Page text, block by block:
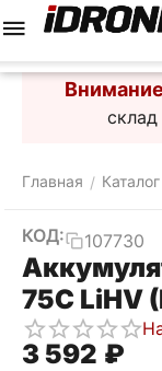
Главная / Каталог
КОД: 107730
75C LiHV
3 592 ₽